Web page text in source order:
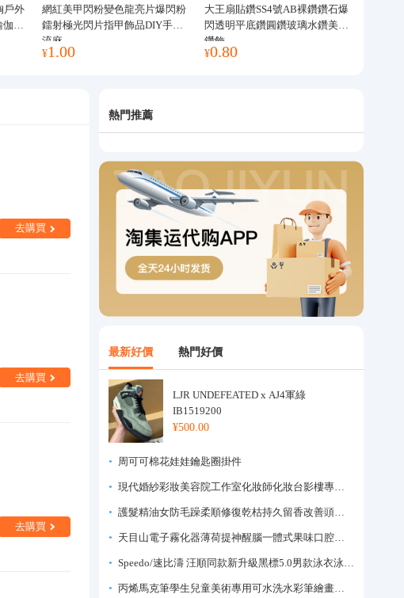
戶外
服
網紅美甲閃粉變色龍亮片爆閃粉
鐳射極光閃片指甲飾品DIY手工
流麻
¥1.00
大王扇貼鑽SS4號AB裸鑽鑽石爆
閃透明平底鑽圓鑽玻璃水鑽美甲
鑽飾
¥0.80
去購買
去購買
去購買
熱門推薦
最新好價 熱門好價
LJR UNDEFEATED x AJ4軍綠
IB1519200
¥500.00
周可可棉花娃娃鑰匙圈掛件
現代婚紗彩妝美容院工作室化妝師化妝台影樓專業化妝師專用梳妝台
護髮精油女防毛躁柔順修復乾枯持久留香改善頭髮毛躁柔順劑神器
天目山電子霧化器薄荷提神醒腦一體式果味口腔噴霧吸入式戒煙神器
Speedo/速比濤 汪順同款新升級黑標5.0男款泳衣泳褲溫泉游泳套裝
丙烯馬克筆學生兒童美術專用可水洗水彩筆繪畫彩色塗鴉畫筆不透色可疊色防水手繪diy丙烯顏料筆水性填色筆